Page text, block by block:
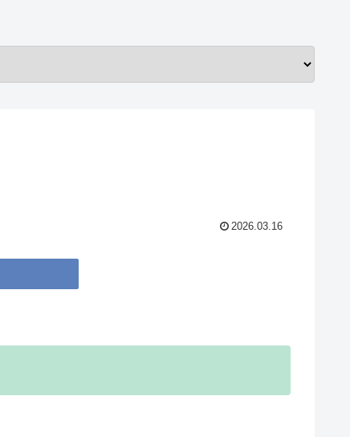
2026.03.16